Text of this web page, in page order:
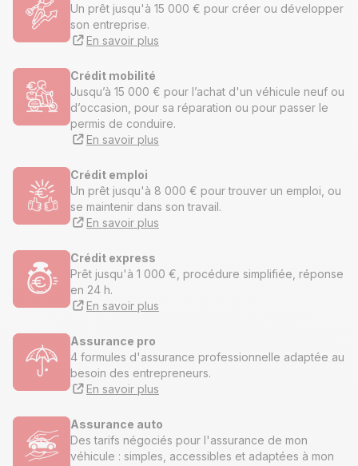
Un prêt jusqu'à 15 000 € pour créer ou développer
son entreprise.
En savoir plus
Crédit mobilité
Jusqu’à 15 000 € pour l’achat d'un véhicule neuf ou
d’occasion, pour sa réparation ou pour passer le
permis de conduire.
En savoir plus
Crédit emploi
Un prêt jusqu'à 8 000 € pour trouver un emploi, ou
se maintenir dans son travail.
En savoir plus
Crédit express
Prêt jusqu'à 1 000 €, procédure simplifiée, réponse
en 24 h.
En savoir plus
Assurance pro
4 formules d'assurance professionnelle adaptée au
besoin des entrepreneurs.
En savoir plus
Assurance auto
Des tarifs négociés pour l'assurance de mon
véhicule : simples, accessibles et adaptées à mon